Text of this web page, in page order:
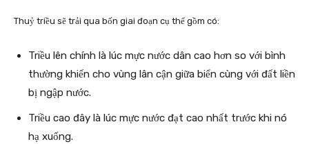
Thuỷ triều sẽ trải qua bốn giai đoạn cụ thể gồm có:
Triều lên chính là lúc mực nước dân cao hơn so với bình
thường khiến cho vùng lân cận giữa biển cùng với đất liền
bị ngập nước.
Triều cao đây là lúc mực nước đạt cao nhất trước khi nó
hạ xuống.